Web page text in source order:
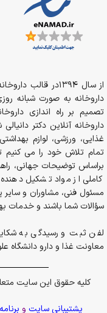
تصمیم بر راه اندازی
داروخانه آنلاین دکتر
غذایی، ورزشی، لوازم
تمام تلاش خود را می کنیم
براساس توضیحات جهانی،
کاملی از مواد تشکیل
مسئول فنی، مشاوران و
سؤالات شما باشند و خدمات
لفن ثبت و رسیدگی به
معاونت غذا و دارو دانشگاه علوم پزشکی
کلیه حقوق این سایت
پشتیبانی سایت و